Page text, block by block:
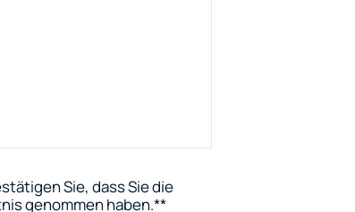
Sie, dass Sie die
genommen haben.*